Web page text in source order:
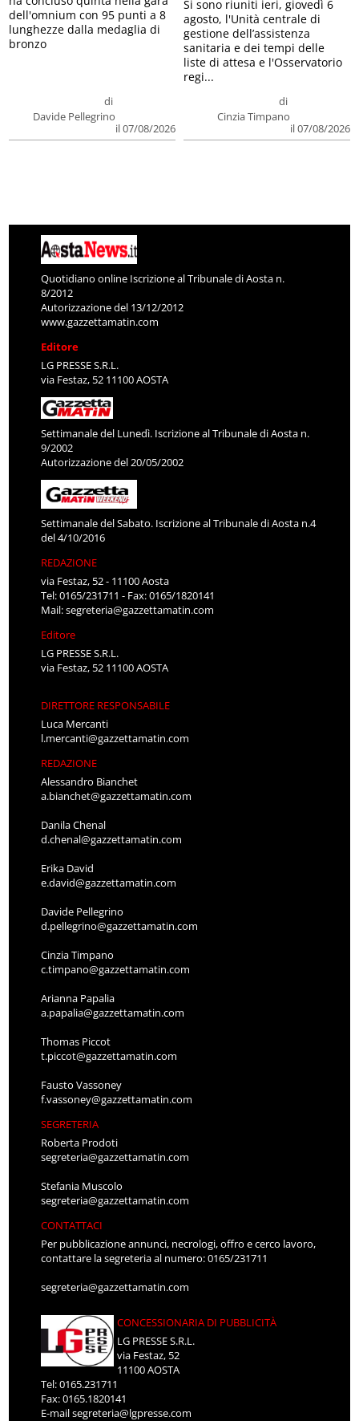
di
Davide Pellegrino
il 07/08/2026
dell'omnium con 95 punti a 8
lunghezze dalla medaglia di
bronzo
di
Cinzia Timpano
il 07/08/2026
Si sono riuniti ieri, giovedì 6
agosto, l'Unità centrale di
gestione dell’assistenza
sanitaria e dei tempi delle
liste di attesa e l'Osservatorio
regi...
Quotidiano online Iscrizione al Tribunale di Aosta n.
8/2012
Autorizzazione del 13/12/2012
www.gazzettamatin.com
Editore
LG PRESSE S.R.L.
via Festaz, 52 11100 AOSTA
Settimanale del Lunedì. Iscrizione al Tribunale di Aosta n.
9/2002
Autorizzazione del 20/05/2002
Settimanale del Sabato. Iscrizione al Tribunale di Aosta n.4
del 4/10/2016
REDAZIONE
via Festaz, 52 - 11100 Aosta
Tel: 0165/231711 - Fax: 0165/1820141
Mail:segreteria@gazzettamatin.com
Editore
LG PRESSE S.R.L.
via Festaz, 52 11100 AOSTA
DIRETTORE RESPONSABILE
Luca Mercanti
l.mercanti@gazzettamatin.com
REDAZIONE
Alessandro Bianchet
a.bianchet@gazzettamatin.com
Danila Chenal
d.chenal@gazzettamatin.com
Erika David
e.david@gazzettamatin.com
Davide Pellegrino
d.pellegrino@gazzettamatin.com
Cinzia Timpano
c.timpano@gazzettamatin.com
Arianna Papalia
a.papalia@gazzettamatin.com
Thomas Piccot
t.piccot@gazzettamatin.com
Fausto Vassoney
f.vassoney@gazzettamatin.com
SEGRETERIA
Roberta Prodoti
segreteria@gazzettamatin.com
Stefania Muscolo
segreteria@gazzettamatin.com
CONTATTACI
Per pubblicazione annunci, necrologi, offro e cerco lavoro,
contattare la segreteria al numero: 0165/231711
segreteria@gazzettamatin.com
CONCESSIONARIA DI PUBBLICITÀ
LG PRESSE S.R.L.
via Festaz, 52
11100 AOSTA
Tel: 0165.231711
Fax: 0165.1820141
E-mailsegreteria@lgpresse.com